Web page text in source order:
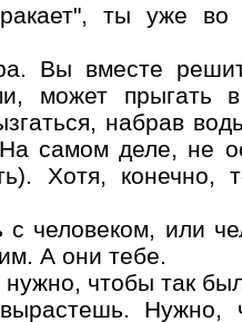
ты уже
Вы вместе
может прыгать
набрав
самом деле, не
Хотя, конечно,
человеком, или
А они тебе.
чтобы так
Нужно,